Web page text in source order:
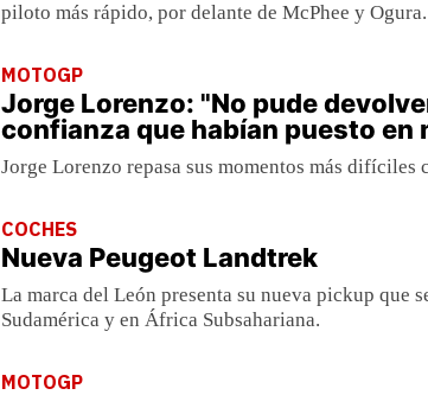
piloto más rápido, por delante de McPhee y Ogura.
MOTOGP
Jorge Lorenzo: "No pude
confianza que habían puesto en
Jorge Lorenzo repasa sus momentos más difíciles
COCHES
Nueva Peugeot Landtrek
La marca del León presenta su nueva pickup que
Sudamérica y en África Subsahariana.
MOTOGP